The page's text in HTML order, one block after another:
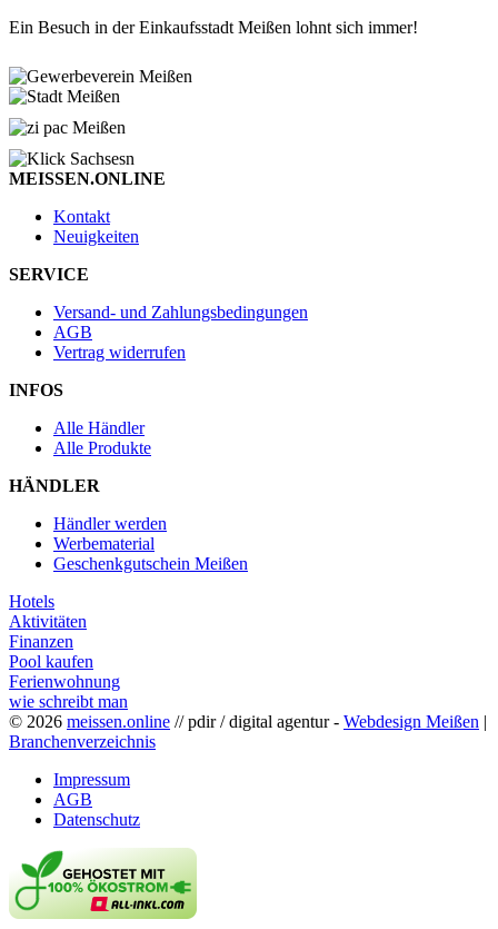
Ein Besuch in der Einkaufsstadt Meißen lohnt sich immer!
MEISSEN.ONLINE
Kontakt
Neuigkeiten
SERVICE
Versand- und Zahlungsbedingungen
AGB
Vertrag widerrufen
INFOS
Alle Händler
Alle Produkte
HÄNDLER
Händler werden
Werbematerial
Geschenkgutschein Meißen
Hotels
Aktivitäten
Finanzen
Pool kaufen
Ferienwohnung
wie schreibt man
© 2026 meissen.online // pdir / digital agentur - Webdesign Meißen |
Branchenverzeichnis
Impressum
AGB
Datenschutz